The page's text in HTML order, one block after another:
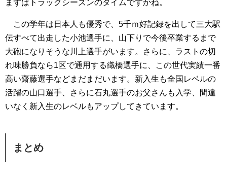
まずはトラックシーズンのタイムですかね。
この学年は日本人も優秀で、5千ｍ好記録を出して三大駅
伝すべて出走した小池選手に、山下りで今後卒業するまで
大砲になりそうな川上選手がいます。さらに、ラストの切
れ味勝負なら1区で通用する織橋選手に、この世代実績一番
高い齋藤選手などまだまだいます。新入生も全国レベルの
活躍の山口選手、さらに石丸選手のお父さんも入学、間違
いなく新入生のレベルもアップしてきています。
まとめ